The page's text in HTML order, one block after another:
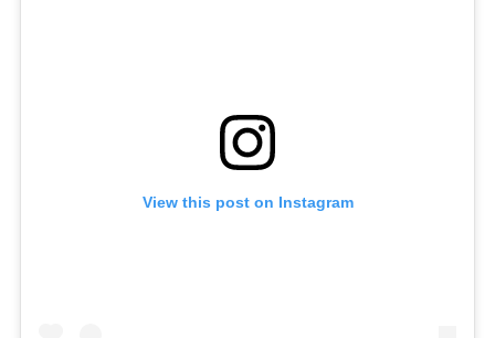
View this post on Instagram